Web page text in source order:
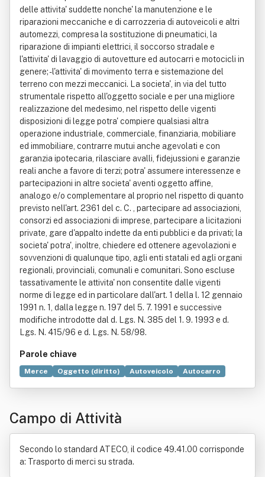
delle attivita' suddette nonche' la manutenzione e le
riparazioni meccaniche e di carrozzeria di autoveicoli e altri
automezzi, compresa la sostituzione di pneumatici, la
riparazione di impianti elettrici, il soccorso stradale e
l'attivita' di lavaggio di autovetture ed autocarri e motocicli in
genere; - l'attivita' di movimento terra e sistemazione del
terreno con mezzi meccanici. La societa', in via del tutto
strumentale rispetto all'oggetto sociale e per una migliore
realizzazione del medesimo, nel rispetto delle vigenti
disposizioni di legge potra' compiere qualsiasi altra
operazione industriale, commerciale, finanziaria, mobiliare
ed immobiliare, contrarre mutui anche agevolati e con
garanzia ipotecaria, rilasciare avalli, fidejussioni e garanzie
reali anche a favore di terzi; potra' assumere interessenze e
partecipazioni in altre societa' aventi oggetto affine,
analogo e/o complementare al proprio nel rispetto di quanto
previsto nell'art. 2361 del c. C. , partecipare ad associazioni,
consorzi ed associazioni di imprese, partecipare a licitazioni
private, gare d'appalto indette da enti pubblici e da privati; la
societa' potra', inoltre, chiedere ed ottenere agevolazioni e
sovvenzioni di qualunque tipo, agli enti statali ed agli organi
regionali, provinciali, comunali e comunitari. Sono escluse
tassativamente le attivita' non consentite dalle vigenti
norme di legge ed in particolare dall'art. 1 della l. 12 gennaio
1991 n. 1, dalla legge n. 197 del 5. 7. 1991 e successive
modifiche introdotte dal d. Lgs. N. 385 del 1. 9. 1993 e d.
Lgs. N. 415/96 e d. Lgs. N. 58/98.
Parole chiave
Merce Oggetto (diritto) Autoveicolo
Autocarro
Campo di Attività
Secondo lo standard ATECO, il codice 49.41.00 corrisponde
a: Trasporto di merci su strada.